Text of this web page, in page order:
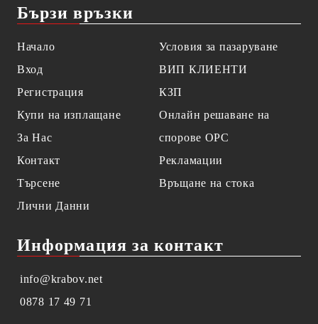
Бързи връзки
Начало
Вход
Регистрация
Купи на изплащане
За Нас
Контакт
Търсене
Лични Данни
Условия за пазаруване
ВИП КЛИЕНТИ
КЗП
Онлайн решаване на
спорове OPC
Рекламации
Връщане на стока
Информация за контакт
info@krabov.net
0878 17 49 71